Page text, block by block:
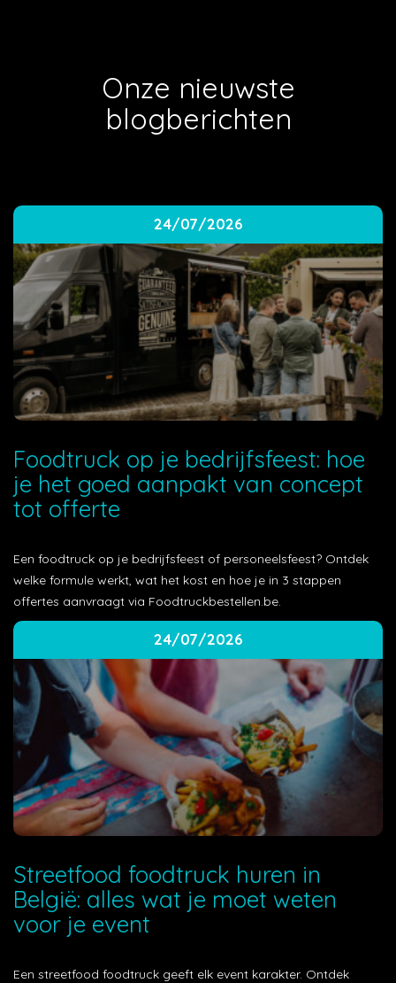
Onze nieuwste
blogberichten
24/07/2026
Foodtruck op je bedrijfsfeest: hoe
je het goed aanpakt van concept
tot offerte
Een foodtruck op je bedrijfsfeest of personeelsfeest? Ontdek
welke formule werkt, wat het kost en hoe je in 3 stappen
offertes aanvraagt via Foodtruckbestellen.be.
24/07/2026
Streetfood foodtruck huren in
België: alles wat je moet weten
voor je event
Een streetfood foodtruck geeft elk event karakter. Ontdek